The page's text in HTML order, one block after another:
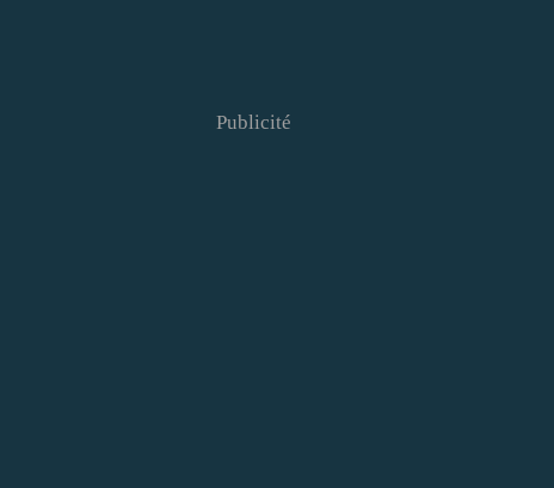
Publicité